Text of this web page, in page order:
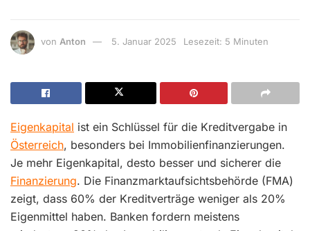
von Anton 5. Januar 2025 Lesezeit: 5 Minuten
Eigenkapital ist ein Schlüssel für die Kreditvergabe in
Österreich, besonders bei Immobilienfinanzierungen.
Je mehr Eigenkapital, desto besser und sicherer die
Finanzierung. Die Finanzmarktaufsichtsbehörde (FMA)
zeigt, dass 60% der Kreditverträge weniger als 20%
Eigenmittel haben. Banken fordern meistens